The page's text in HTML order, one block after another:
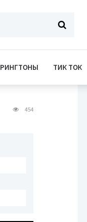
РИНГТОНЫ ТИК ТОК
454